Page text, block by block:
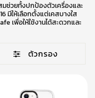
มช่วยทั้งปกป้องตัวเครื่องและ
มีให้เลือกตั้งแต่เคสบางใส
เพื่อให้ใช้งานได้สะดวกและ
ตัวกรอง